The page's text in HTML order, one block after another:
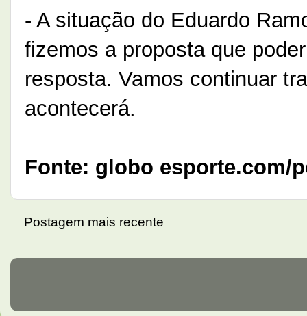
- A situação do Eduardo
fizemos a proposta que
resposta. Vamos continuar
acontecerá.
Fonte: globo esporte.com/
Postagem mais recente